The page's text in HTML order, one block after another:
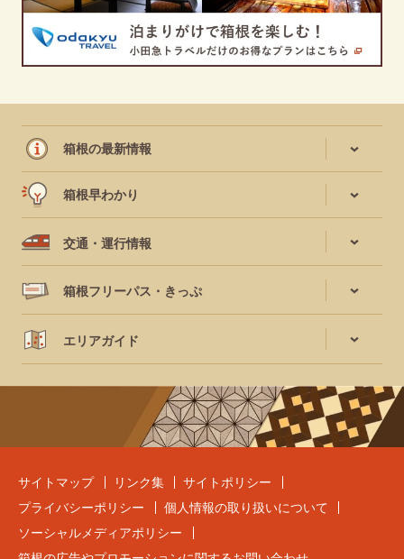
箱根の最新情報
箱根早わかり
交通・運行情報
箱根フリーパス・きっぷ
エリアガイド
サイトマップ リンク集
サイトポリシー
プライバシーポリシー
個人情報の取り扱いについて
ソーシャルメディアポリシー